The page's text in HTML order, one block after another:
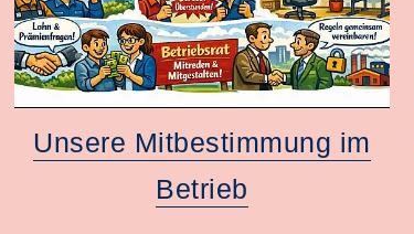
Unsere Mitbestimmung im
Betrieb